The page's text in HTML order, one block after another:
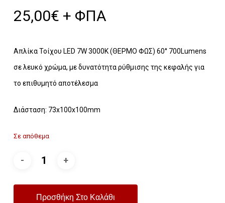
25,00€ + ΦΠΑ
Απλίκα Τοίχου LED 7W 3000K (ΘΕΡΜΟ ΦΩΣ) 60° 700Lumens
σε λευκό χρώμα, με δυνατότητα ρύθμισης της κεφαλής για
το επιθυμητό αποτέλεσμα
Διάσταση: 73x100x100mm
Σε απόθεμα
Προσθήκη Στο Καλάθι